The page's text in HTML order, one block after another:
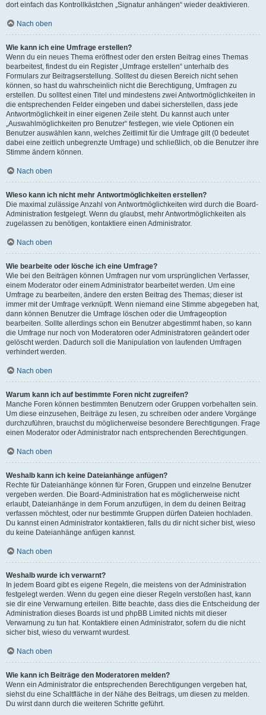
dort einfach das Kontrollkästchen „Signatur anhängen“ wieder deaktivieren.
Nach oben
Wie kann ich eine Umfrage erstellen?
Wenn du ein neues Thema eröffnest oder den ersten Beitrag eines Themas
bearbeitest, findest du ein Register „Umfrage erstellen“ unterhalb des
Formulars zur Beitragserstellung. Solltest du diesen Bereich nicht sehen
können, so hast du wahrscheinlich nicht die Berechtigung, Umfragen zu
erstellen. Du solltest einen Titel und mindestens zwei Antwortmöglichkeiten in
die entsprechenden Felder eingeben und dabei sicherstellen, dass jede
Antwortmöglichkeit in einer eigenen Zeile steht. Du kannst auch unter
„Auswahlmöglichkeiten pro Benutzer“ festlegen, wie viele Optionen ein
Benutzer auswählen kann, welches Zeitlimit für die Umfrage gilt (0 bedeutet
dabei eine zeitlich unbegrenzte Umfrage) und schließlich, ob die Benutzer ihre
Stimme ändern können.
Nach oben
Wieso kann ich nicht mehr Antwortmöglichkeiten erstellen?
Die maximal zulässige Anzahl von Antwortmöglichkeiten wird durch die Board-
Administration festgelegt. Wenn du glaubst, mehr Antwortmöglichkeiten als
zugelassen zu benötigen, kontaktiere einen Administrator.
Nach oben
Wie bearbeite oder lösche ich eine Umfrage?
Wie bei den Beiträgen können Umfragen nur vom ursprünglichen Verfasser,
einem Moderator oder einem Administrator bearbeitet werden. Um eine
Umfrage zu bearbeiten, ändere den ersten Beitrag des Themas; dieser ist
immer mit der Umfrage verknüpft. Wenn niemand eine Stimme abgegeben hat,
dann können Benutzer die Umfrage löschen oder die Umfrageoption
bearbeiten. Sollte allerdings schon ein Benutzer abgestimmt haben, so kann
die Umfrage nur noch von Moderatoren oder Administratoren geändert oder
gelöscht werden. Dadurch soll die Manipulation von laufenden Umfragen
verhindert werden.
Nach oben
Warum kann ich auf bestimmte Foren nicht zugreifen?
Manche Foren können bestimmten Benutzern oder Gruppen vorbehalten sein.
Um diese einzusehen, Beiträge zu lesen, zu schreiben oder andere Vorgänge
durchzuführen, brauchst du möglicherweise besondere Berechtigungen. Frage
einen Moderator oder Administrator nach entsprechenden Berechtigungen.
Nach oben
Weshalb kann ich keine Dateianhänge anfügen?
Rechte für Dateianhänge können für Foren, Gruppen und einzelne Benutzer
vergeben werden. Die Board-Administration hat es möglicherweise nicht
erlaubt, Dateianhänge in dem Forum anzufügen, in dem du deinen Beitrag
verfassen möchtest, oder nur bestimmte Gruppen dürfen Dateien hochladen.
Du kannst einen Administrator kontaktieren, falls du dir nicht sicher bist, wieso
du keine Dateianhänge anfügen kannst.
Nach oben
Weshalb wurde ich verwarnt?
In jedem Board gibt es eigene Regeln, die meistens von der Administration
festgelegt werden. Wenn du gegen eine dieser Regeln verstoßen hast, kann
sie dir eine Verwarnung erteilen. Bitte beachte, dass dies die Entscheidung der
Administration dieses Boards ist und phpBB Limited nichts mit dieser
Verwarnung zu tun hat. Kontaktiere einen Administrator, sofern du die nicht
sicher bist, wieso du verwarnt wurdest.
Nach oben
Wie kann ich Beiträge den Moderatoren melden?
Wenn ein Administrator die entsprechenden Berechtigungen vergeben hat,
siehst du eine Schaltfläche in der Nähe des Beitrags, um diesen zu melden.
Du wirst dann durch die weiteren Schritte geführt.